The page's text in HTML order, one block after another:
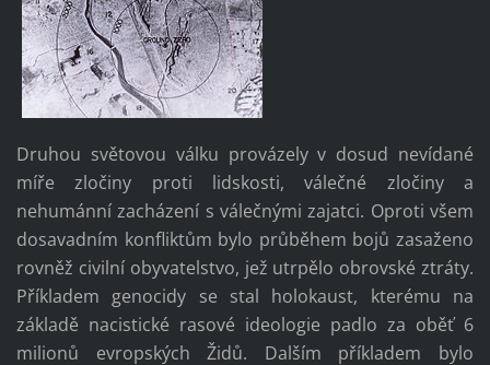
Druhou světovou válku provázely v dosud nevídané
míře zločiny proti lidskosti, válečné zločiny a
nehumánní zacházení s válečnými zajatci. Oproti všem
dosavadním konfliktům bylo průběhem bojů zasaženo
rovněž civilní obyvatelstvo, jež utrpělo obrovské ztráty.
Příkladem genocidy se stal holokaust, kterému na
základě nacistické rasové ideologie padlo za oběť 6
milionů evropských Židů. Dalším příkladem bylo